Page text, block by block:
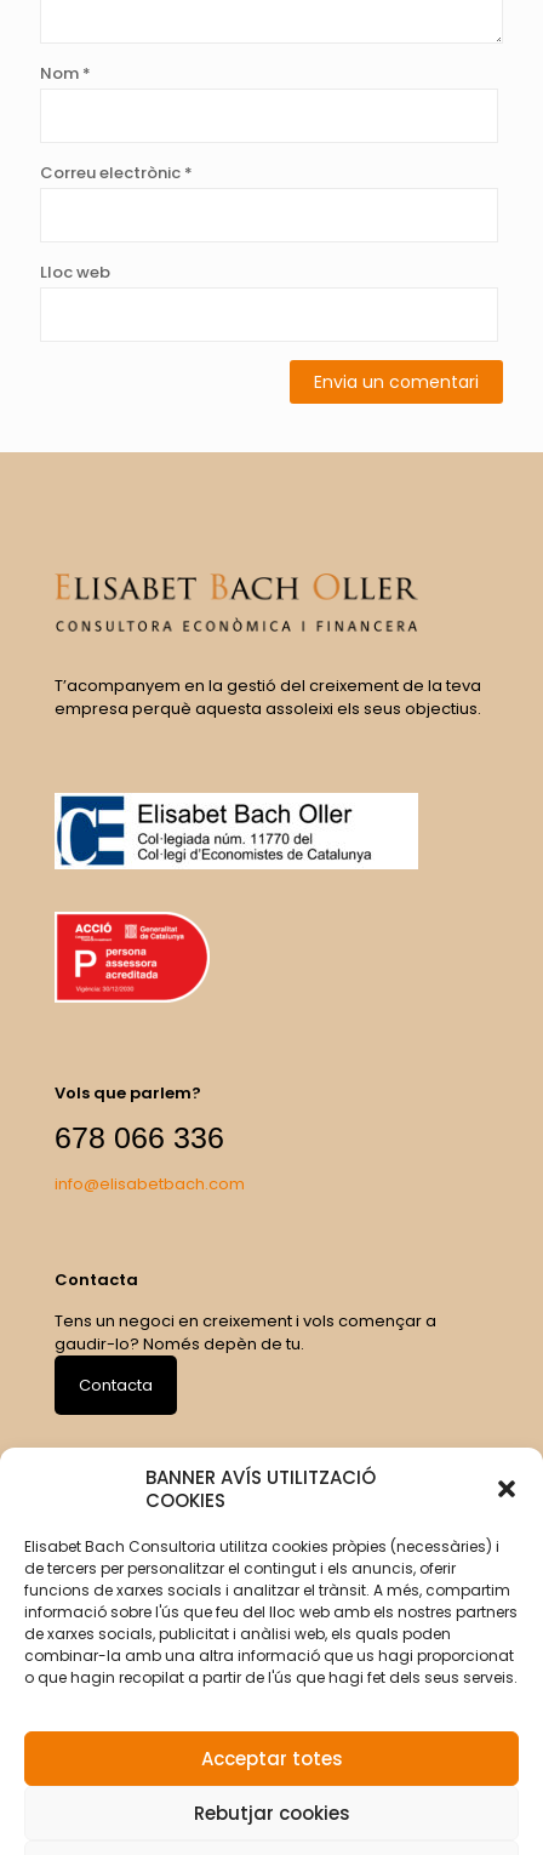
BANNER AVÍS UTILITZACIÓ
COOKIES
Elisabet Bach Consultoria utilitza cookies pròpies (necessàries) i
de tercers per personalitzar el contingut i els anuncis, oferir
funcions de xarxes socials i analitzar el trànsit. A més, compartim
informació sobre l'ús que feu del lloc web amb els nostres partners
de xarxes socials, publicitat i anàlisi web, els quals poden
combinar-la amb una altra informació que us hagi proporcionat
o que hagin recopilat a partir de l'ús que hagi fet dels seus serveis.
Acceptar totes
Rebutjar cookies
Nom *
Correu electrònic *
Lloc web
T’acompanyem en la gestió del creixement de la teva
empresa perquè aquesta assoleixi els seus objectius.
Vols que parlem?
678 066 336
info@elisabetbach.com
Contacta
Tens un negoci en creixement i vols començar a
gaudir-lo? Només depèn de tu.
Contacta